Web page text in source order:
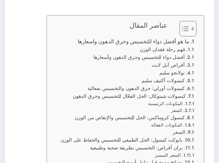
عناصر المقال
ما هو أفضل دواء للتخسيس وحرق الدهون واسعارها
فهم رحلة فقدان الوزن
أفضل دواء للتخسيس وحرق الدهون وأسعارها
أقراص آبل لايت
تولانجو سليم
كبسولات أكتيف سليم
كبسولات أورلي: حرق الدهون والتخسيس بفعالية
كبسولات شيتوكال: الحل الفعّال للتخسيس وحرق الدهون
المكونات الرئيسية
السعر
كبسول كروماكس: الحل للتخسيس والإنقاص من الوزن
المكونات الفعالة
السعر
بايوكت كبسول: الحل الطبيعي للتخسيس والحفاظ على الوزن
بران أقراص: التخسيس بطريقة صحية وطبيعية
السعر الميسر